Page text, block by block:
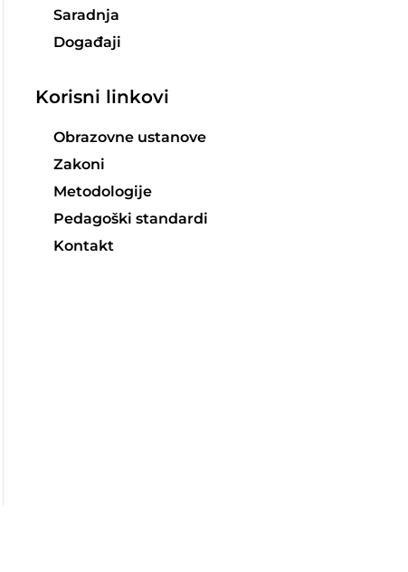
Saradnja
Događaji
Korisni linkovi
Obrazovne ustanove
Zakoni
Metodologije
Pedagoški standardi
Kontakt